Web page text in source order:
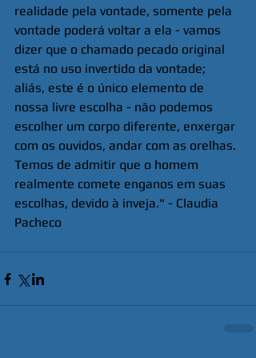
realidade pela vontade, somente pela
vontade poderá voltar a ela - vamos
dizer que o chamado pecado original
está no uso invertido da vontade;
aliás, este é o único elemento de
nossa livre escolha - não podemos
escolher um corpo diferente, enxergar
com os ouvidos, andar com as orelhas.
Temos de admitir que o homem
realmente comete enganos em suas
escolhas, devido à inveja." - Claudia
Pacheco